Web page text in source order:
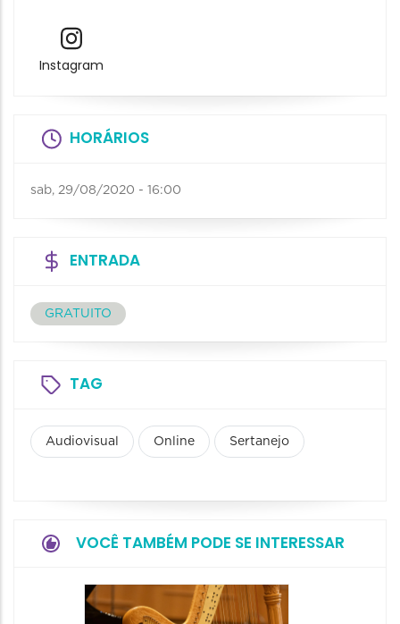
Instagram
HORÁRIOS
sab, 29/08/2020 - 16:00
ENTRADA
GRATUITO
TAG
Audiovisual Online Sertanejo
VOCÊ TAMBÉM PODE SE INTERESSAR